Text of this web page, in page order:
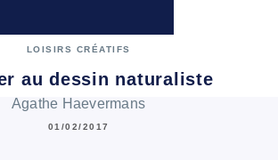
LOISIRS CRÉATIFS
au dessin naturaliste
Agathe Haevermans
01/02/2017